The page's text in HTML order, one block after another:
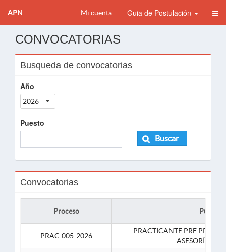
APN Mi cuenta Guia de Postulación
CONVOCATORIAS
Busqueda de convocatorias
Año
2026
Puesto
Buscar
Convocatorias
Proceso Puesto
PRAC-005-2026
PRACTICANTE PRE
ASESORÍA